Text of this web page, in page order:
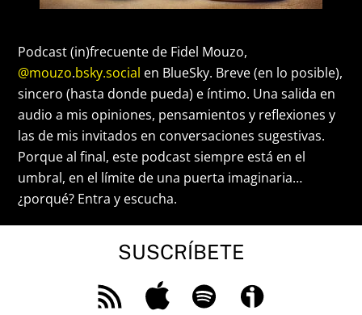
Podcast (in)frecuente de Fidel Mouzo,
@mouzo.bsky.social en BlueSky. Breve (en lo posible),
sincero (hasta donde pueda) e íntimo. Una salida en
audio a mis opiniones, pensamientos y reflexiones y
las de mis invitados en conversaciones sugestivas.
Porque al final, este podcast siempre está en el
umbral, en el límite de una puerta imaginaria…
¿porqué? Entra y escucha.
SUSCRÍBETE
Feed
Apple Spotify Ivoox